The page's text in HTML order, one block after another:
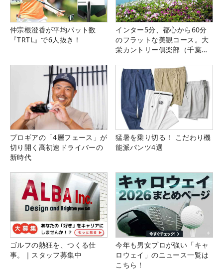
仲宗根澄香が平均パット数
『TRTL』で6人抜き！
インター5分、都心から60分
のフラットな美観コース。大
栄カントリー俱楽部（千葉
プロギアの「4層フェース」が
切り開く高初速ドライバーの
新時代
猛暑を乗り切る！ こだわり機
能派パンツ4選
ゴルフの熱狂を、つくる仕
事。｜スタッフ募集中
今年も男女プロが強い「キャ
ロウェイ」のニュース一覧は
こちら！